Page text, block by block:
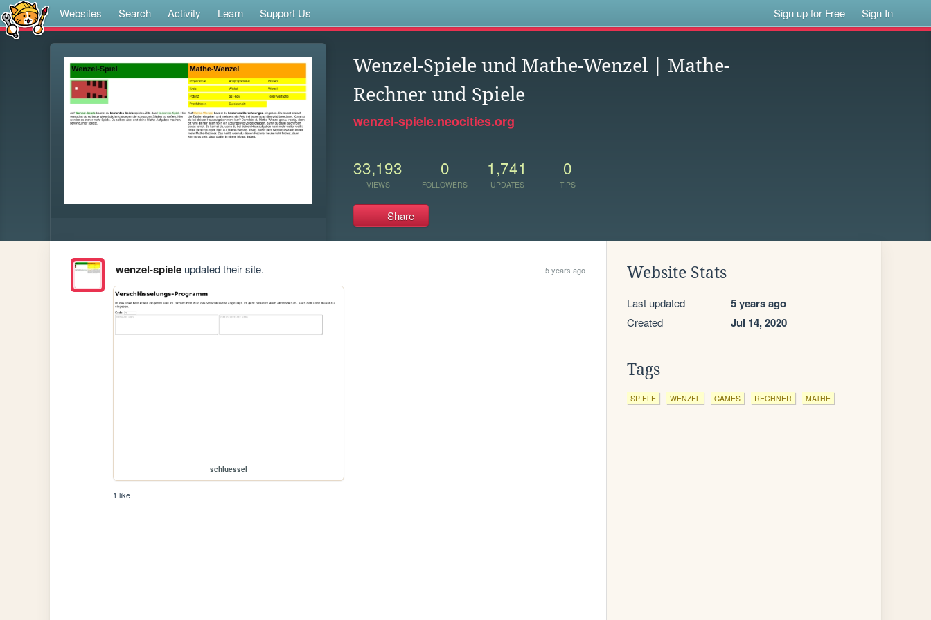
Websites Search Activity Learn Support Us Sign up for Free Sign In
Wenzel-Spiele und Mathe-Wenzel | Mathe-
Rechner und Spiele
wenzel-spiele.neocities.org
33,193
VIEWS
0
FOLLOWERS
1,741
UPDATES
0
TIPS
Share
wenzel-spieleupdated their site. 5 years ago
schluessel
1 like
Website Stats
Last updated 5 years ago
Created Jul 14, 2020
Tags
SPIELE WENZEL GAMES RECHNER MATHE